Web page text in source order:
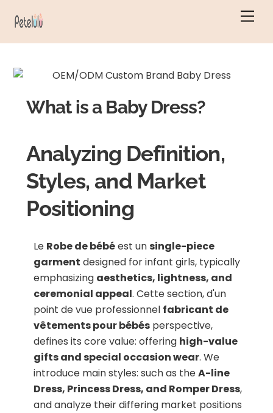
What is a Baby Dress?
Analyzing Definition,
Styles, and Market
Positioning
Le Robe de bébéest un single-piece
garment designed for infant girls, typically
emphasizing aesthetics, lightness, and
ceremonial appeal. Cette section, d'un
point de vue professionnel fabricant de
vêtements pour bébés perspective,
defines its core value: offering high-value
gifts and special occasion wear. We
introduce main styles: such as theA-line
Dress, Princess Dress, and Romper Dress,
and analyze their differing market positions